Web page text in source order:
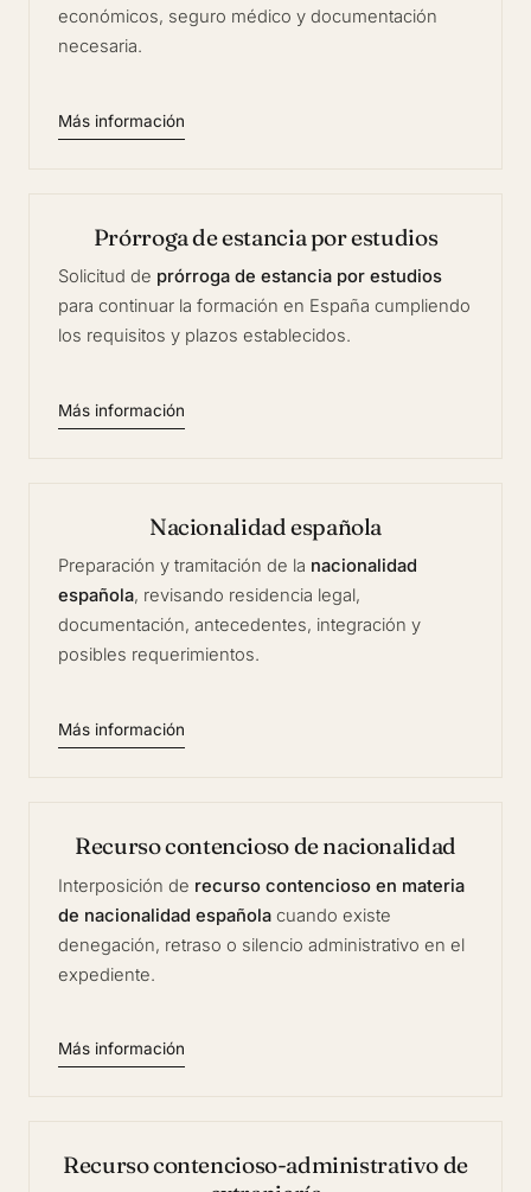
económicos, seguro médico y documentación
necesaria.
Más información
Prórroga de estancia por estudios
Solicitud de prórroga de estancia por estudios
para continuar la formación en España cumpliendo
los requisitos y plazos establecidos.
Más información
Nacionalidad española
Preparación y tramitación de la nacionalidad
española, revisando residencia legal,
documentación, antecedentes, integración y
posibles requerimientos.
Más información
Recurso contencioso de nacionalidad
Interposición de recurso contencioso en materia
de nacionalidad española cuando existe
denegación, retraso o silencio administrativo en el
expediente.
Más información
Recurso contencioso-administrativo de